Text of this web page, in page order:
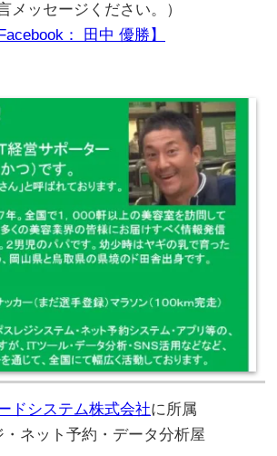
メッセージください。）
Facebook： 田中 優勝】
ドシステム株式会社に所属
・ネット予約・データ分析屋